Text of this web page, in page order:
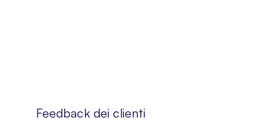
Feedback dei clienti